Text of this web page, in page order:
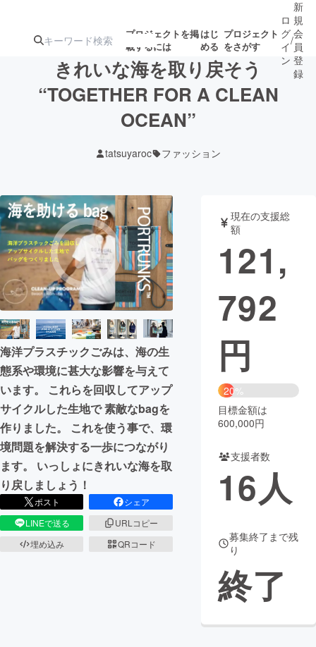
プロジェクトを掲
載するには
はじ
める
プロジェクト
をさがす
注目の新着プロ募集終了が近いプ
テクノロジー・ガジェット
映像・映画 書籍・雑誌
ビジネス・起業 チャレンジ
まちづくり・地域活性化
CAMPFIRE for Social Good CAMPFIRE Creation
CAMPFIREふるさと納税machi-ya コミュニティ
ロ
グ
イ
ン
/
新
規
会
員
登
録
きれいな海を取り戻そう
“TOGETHER FOR A CLEAN
OCEAN”
tatsuyaroc ファッション
海洋プラスチックごみは、海の生
態系や環境に甚大な影響を与えて
います。 これらを回収してアップ
サイクルした生地で 素敵なbagを
作りました。 これを使う事で、環
境問題を解決する一歩につながり
ます。 いっしょにきれいな海を取
り戻しましょう！
ポスト
シェア
LINEで送る
URLコピー
埋め込み
QRコード
現在の支援総
額
121,
792
円
20%
目標金額は
600,000円
支援者数
16人
募集終了まで残
り
終了